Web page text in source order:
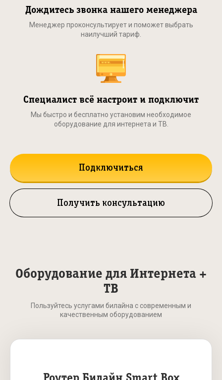
Дождитесь звонка нашего менеджера
Менеджер проконсультирует и поможет выбрать
наилучший тариф.
Специалист всё настроит и подключит
Мы быстро и бесплатно установим необходимое
оборудование для интернета и ТВ.
Подключиться
Получить консультацию
Оборудование для Интернета +
ТВ
Пользуйтесь услугами билайна с современным и
качественным оборудованием